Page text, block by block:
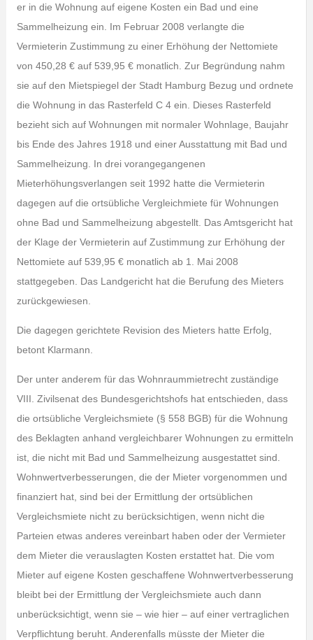
er in die Wohnung auf eigene Kosten ein Bad und eine
Sammelheizung ein. Im Februar 2008 verlangte die
Vermieterin Zustimmung zu einer Erhöhung der Nettomiete
von 450,28 € auf 539,95 € monatlich. Zur Begründung nahm
sie auf den Mietspiegel der Stadt Hamburg Bezug und ordnete
die Wohnung in das Rasterfeld C 4 ein. Dieses Rasterfeld
bezieht sich auf Wohnungen mit normaler Wohnlage, Baujahr
bis Ende des Jahres 1918 und einer Ausstattung mit Bad und
Sammelheizung. In drei vorangegangenen
Mieterhöhungsverlangen seit 1992 hatte die Vermieterin
dagegen auf die ortsübliche Vergleichmiete für Wohnungen
ohne Bad und Sammelheizung abgestellt. Das Amtsgericht hat
der Klage der Vermieterin auf Zustimmung zur Erhöhung der
Nettomiete auf 539,95 € monatlich ab 1. Mai 2008
stattgegeben. Das Landgericht hat die Berufung des Mieters
zurückgewiesen.
Die dagegen gerichtete Revision des Mieters hatte Erfolg,
betont Klarmann.
Der unter anderem für das Wohnraummietrecht zuständige
VIII. Zivilsenat des Bundesgerichtshofs hat entschieden, dass
die ortsübliche Vergleichsmiete (§ 558 BGB) für die Wohnung
des Beklagten anhand vergleichbarer Wohnungen zu ermitteln
ist, die nicht mit Bad und Sammelheizung ausgestattet sind.
Wohnwertverbesserungen, die der Mieter vorgenommen und
finanziert hat, sind bei der Ermittlung der ortsüblichen
Vergleichsmiete nicht zu berücksichtigen, wenn nicht die
Parteien etwas anderes vereinbart haben oder der Vermieter
dem Mieter die verauslagten Kosten erstattet hat. Die vom
Mieter auf eigene Kosten geschaffene Wohnwertverbesserung
bleibt bei der Ermittlung der Vergleichsmiete auch dann
unberücksichtigt, wenn sie – wie hier – auf einer vertraglichen
Verpflichtung beruht. Anderenfalls müsste der Mieter die